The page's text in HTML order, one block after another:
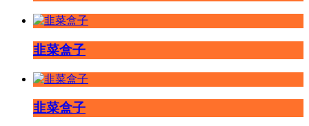
韭菜盒子
韭菜盒子